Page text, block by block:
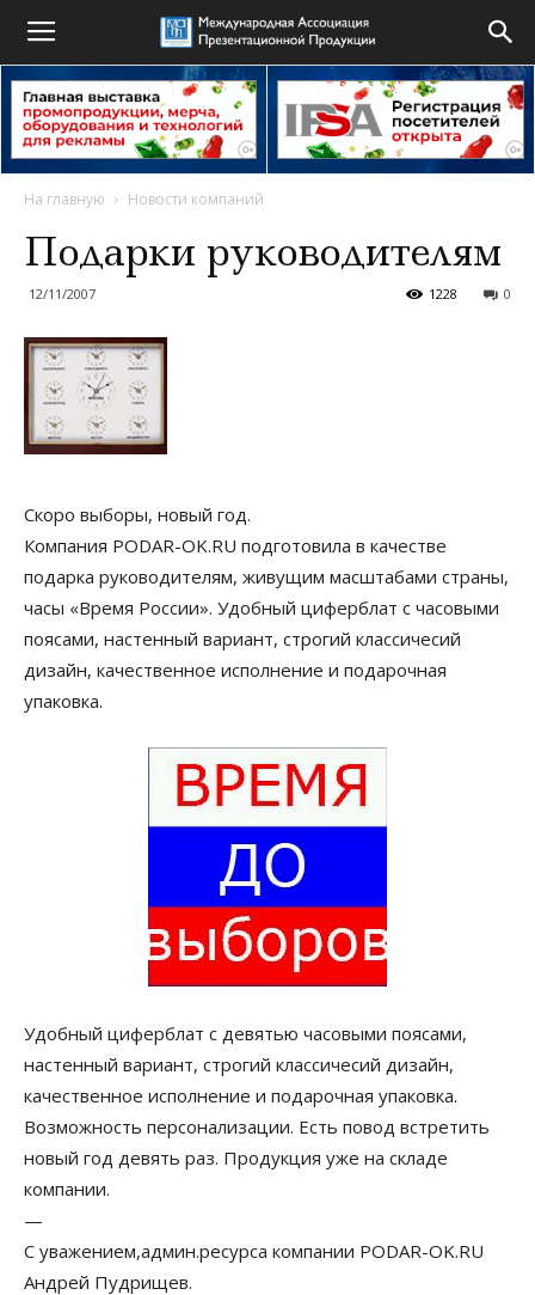
На главную Новости компаний
Подарки руководителям
12/11/2007 0
1228
Скоро выборы, новый год.
Компания PODAR-OK.RU подготовила в качестве
подарка руководителям, живущим масштабами страны,
часы «Время России». Удобный циферблат с часовыми
поясами, настенный вариант, строгий классичесий
дизайн, качественное исполнение и подарочная
упаковка.
Удобный циферблат с девятью часовыми поясами,
настенный вариант, строгий классичесий дизайн,
качественное исполнение и подарочная упаковка.
Возможность персонализации. Есть повод встретить
новый год девять раз. Продукция уже на складе
компании.
—
С уважением,админ.ресурса компании PODAR-OK.RU
Андрей Пудрищев.